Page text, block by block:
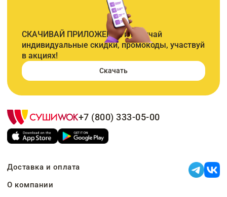
СКАЧИВАЙ ПРИЛОЖЕНИЕ и получай
индивидуальные скидки, промокоды, участвуй
в акциях!
Скачать
+7 (800) 333-05-00
Доставка и оплата
О компании